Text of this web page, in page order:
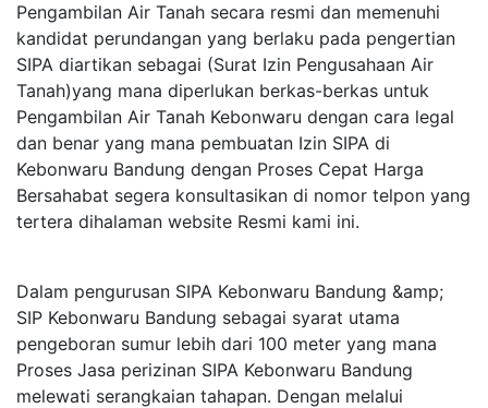
Pengambilan Air Tanah secara resmi dan memenuhi
kandidat perundangan yang berlaku pada pengertian
SIPA diartikan sebagai (Surat Izin Pengusahaan Air
Tanah)yang mana diperlukan berkas-berkas untuk
Pengambilan Air Tanah Kebonwaru dengan cara legal
dan benar yang mana pembuatan Izin SIPA di
Kebonwaru Bandung dengan Proses Cepat Harga
Bersahabat segera konsultasikan di nomor telpon yang
tertera dihalaman website Resmi kami ini.
Dalam pengurusan SIPA Kebonwaru Bandung &amp;
SIP Kebonwaru Bandung sebagai syarat utama
pengeboran sumur lebih dari 100 meter yang mana
Proses Jasa perizinan SIPA Kebonwaru Bandung
melewati serangkaian tahapan. Dengan melalui